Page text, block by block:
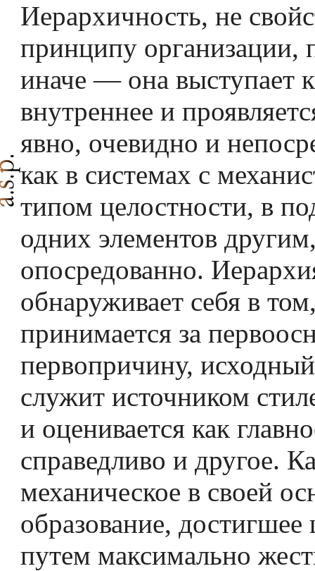
Иерархичность, не
принципу организации,
иначе — она выступает
внутреннее и
явно, очевидно и
как в системах с
типом целостности, в
одних элементов
опосредованно.
обнаруживает себя в
принимается за
первопричину,
служит источником
и оценивается как
справедливо и другое.
механическое в своей
образование, достигшее
путем максимально